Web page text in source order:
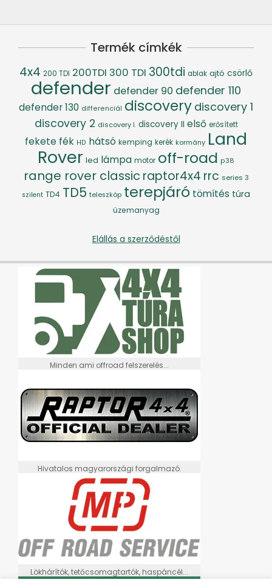
Termék címkék
4x4 200 TDI 200TDI 300 TDI 300tdi ablak ajtó csörlő
defender defender 90 defender 110
defender 130 differenciál discovery discovery 1
discovery 2 discovery I. discovery II első erősített
fekete fék HD hátsó kemping kerék kormány Land
Rover led lámpa motor off-road p38
range rover classic raptor4x4 rrc series 3
szilent TD4 TD5 teleszkóp terepjáró tömítés túra
üzemanyag
Elállás a szerződéstől
Minden ami offroad felszerelés...
Hivatalos magyarországi forgalmazó.
Lökhárítók, tetőcsomagtartók, haspáncél...